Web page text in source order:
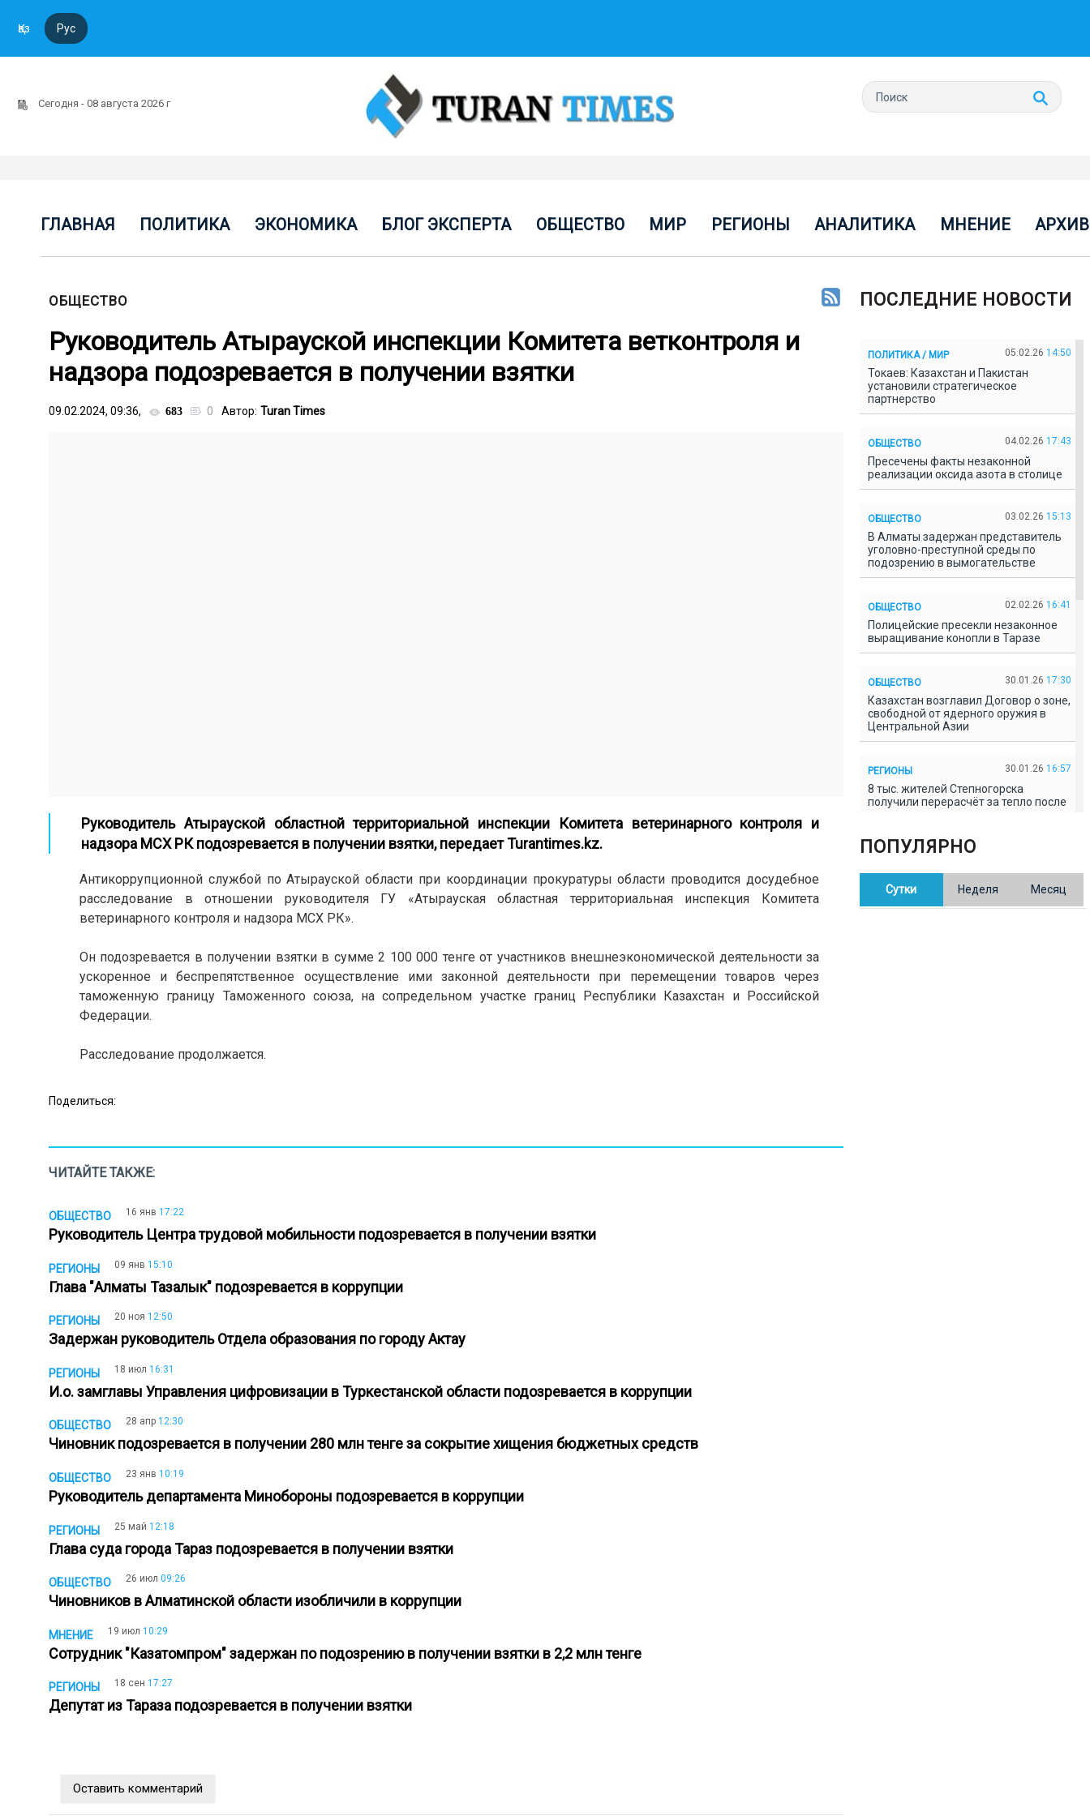
Қаз Рус
Сегодня - 08 августа 2026 г
ГЛАВНАЯ ПОЛИТИКА ЭКОНОМИКА БЛОГ ЭКСПЕРТА ОБЩЕСТВО МИР РЕГИОНЫ АНАЛИТИКА МНЕНИЕ АРХИВ
ОБЩЕСТВО
Руководитель Атырауской инспекции Комитета ветконтроля и
надзора подозревается в получении взятки
09.02.2024, 09:36, 683 0 Автор: Turan Times
Руководитель Атырауской областной территориальной инспекции Комитета ветеринарного контроля и
надзора МСХ РК подозревается в получении взятки, передает Turantimes.kz.
Антикоррупционной службой по Атырауской области при координации прокуратуры области проводится досудебное
расследование в отношении руководителя ГУ «Атырауская областная территориальная инспекция Комитета
ветеринарного контроля и надзора МСХ РК».
Он подозревается в получении взятки в сумме 2 100 000 тенге от участников внешнеэкономической деятельности за
ускоренное и беспрепятственное осуществление ими законной деятельности при перемещении товаров через
таможенную границу Таможенного союза, на сопредельном участке границ Республики Казахстан и Российской
Федерации.
Расследование продолжается.
Поделиться:
ЧИТАЙТЕ ТАКЖЕ:
ОБЩЕСТВО 16 янв 17:22
Руководитель Центра трудовой мобильности подозревается в получении взятки
РЕГИОНЫ 09 янв 15:10
Глава "Алматы Тазалык" подозревается в коррупции
РЕГИОНЫ 20 ноя 12:50
Задержан руководитель Отдела образования по городу Актау
РЕГИОНЫ 18 июл 16:31
И.о. замглавы Управления цифровизации в Туркестанской области подозревается в коррупции
ОБЩЕСТВО 28 апр 12:30
Чиновник подозревается в получении 280 млн тенге за сокрытие хищения бюджетных средств
ОБЩЕСТВО 23 янв 10:19
Руководитель департамента Минобороны подозревается в коррупции
РЕГИОНЫ 25 май 12:18
Глава суда города Тараз подозревается в получении взятки
ОБЩЕСТВО 26 июл 09:26
Чиновников в Алматинской области изобличили в коррупции
МНЕНИЕ 19 июл 10:29
Сотрудник "Казатомпром" задержан по подозрению в получении взятки в 2,2 млн тенге
РЕГИОНЫ 18 сен 17:27
Депутат из Тараза подозревается в получении взятки
Оставить комментарий
ПОСЛЕДНИЕ НОВОСТИ
ПОЛИТИКА / МИР 05.02.26 14:50
Токаев: Казахстан и Пакистан
установили стратегическое
партнерство
ОБЩЕСТВО 04.02.26 17:43
Пресечены факты незаконной
реализации оксида азота в столице
ОБЩЕСТВО 03.02.26 15:13
В Алматы задержан представитель
уголовно-преступной среды по
подозрению в вымогательстве
ОБЩЕСТВО 02.02.26 16:41
Полицейские пресекли незаконное
выращивание конопли в Таразе
ОБЩЕСТВО 30.01.26 17:30
Казахстан возглавил Договор о зоне,
свободной от ядерного оружия в
Центральной Азии
РЕГИОНЫ 30.01.26 16:57
8 тыс. жителей Степногорска
получили перерасчёт за тепло после
В Казахстане готовят новую
редакцию Конституции: меняется
ПОПУЛЯРНО
Сутки Неделя Месяц